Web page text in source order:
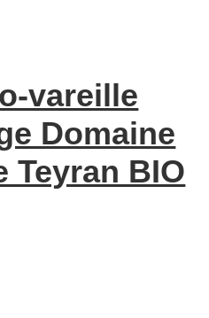
vareille
Domaine
Teyran BIO